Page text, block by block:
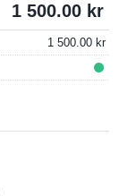
1 500.00
1 500.00